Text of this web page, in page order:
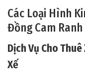
Các Loại Hình
Đồng Cam Ranh
Dịch Vụ Cho
Xế